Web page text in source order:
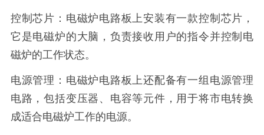
控制芯片：电磁炉电路板上安装有一款控制芯片，
它是电磁炉的大脑，负责接收用户的指令并控制电
磁炉的工作状态。
电源管理：电磁炉电路板上还配备有一组电源管理
电路，包括变压器、电容等元件，用于将市电转换
成适合电磁炉工作的电源。